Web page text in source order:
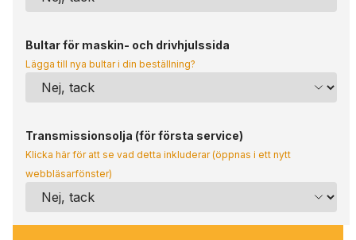
Bultar för maskin- och drivhjulssida
Lägga till nya bultar i din beställning?
Transmissionsolja (för första service)
Klicka här för att se vad detta inkluderar (öppnas i ett nytt
webbläsarfönster)